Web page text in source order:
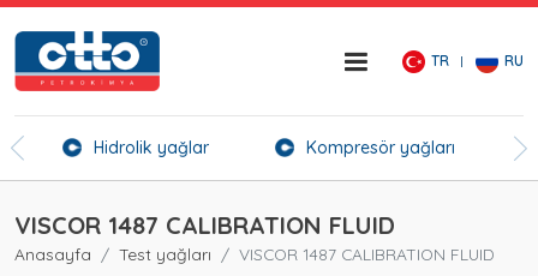
TR RU
Hidrolik yağlar Kompresör yağları
VISCOR 1487 CALIBRATION FLUID
Anasayfa Test yağları VISCOR 1487 CALIBRATION FLUID